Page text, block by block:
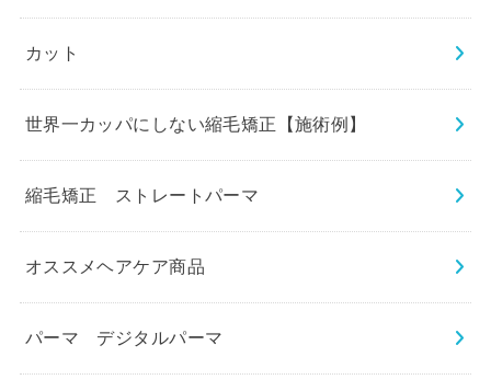
カット
世界一カッパにしない縮毛矯正【施術例】
縮毛矯正 ストレートパーマ
オススメヘアケア商品
パーマ デジタルパーマ